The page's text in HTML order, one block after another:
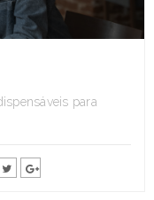
para